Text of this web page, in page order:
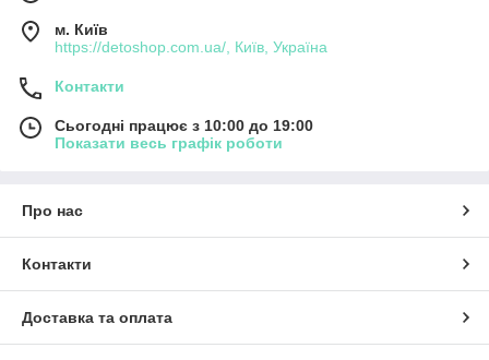
м. Київ
https://detoshop.com.ua/, Київ, Україна
Контакти
Сьогодні працює з 10:00 до 19:00
Показати весь графік роботи
Про нас
Контакти
Доставка та оплата